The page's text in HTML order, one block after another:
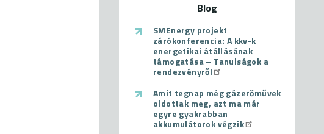
Blog
SMEnergy projekt
zárókonferencia: A kkv-k
energetikai átállásának
támogatása – Tanulságok a
rendezvényről
Amit tegnap még gázerőművek
oldottak meg, azt ma már
egyre gyakrabban
akkumulátorok végzik